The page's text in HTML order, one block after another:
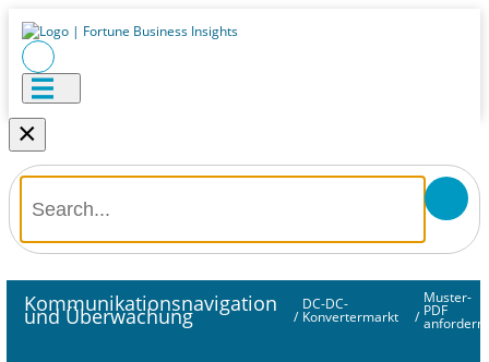
×
Kommunikationsnavigation
und Überwachung /
DC-DC-
Konvertermarkt /
Muster-
PDF
anfordern